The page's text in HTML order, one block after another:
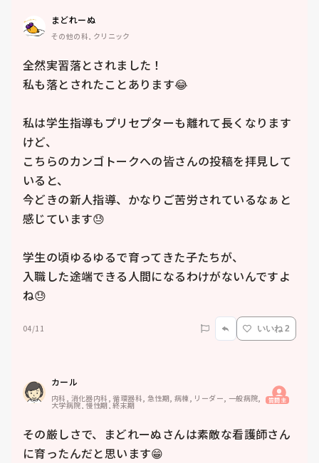
まどれーぬ
その他の科, クリニック
全然実習落とされました！
私も落とされたことあります😂
私は学生指導もプリセプターも離れて長くなります
けど、
こちらのカンゴトークへの皆さんの投稿を拝見して
いると、
今どきの新人指導、かなりご苦労されているなぁと
感じています😓
学生の頃ゆるゆるで育ってきた子たちが、
入職した途端できる人間になるわけがないんですよ
ね😓
04/11 いいね 2
カール
内科, 消化器内科, 循環器科, 急性期, 病棟, リーダー, 一般病院,
大学病院, 慢性期, 終末期 質問主
その厳しさで、まどれーぬさんは素敵な看護師さん
に育ったんだと思います😁